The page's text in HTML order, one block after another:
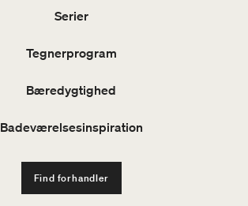
Serier
Tegnerprogram
Bæredygtighed
Badeværelsesinspiration
Find forhandler